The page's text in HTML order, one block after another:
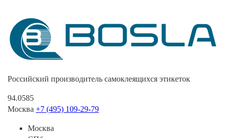
Российский производитель самоклеящихся этикеток
94.0585
Москва +7 (495) 109-29-79
Москва